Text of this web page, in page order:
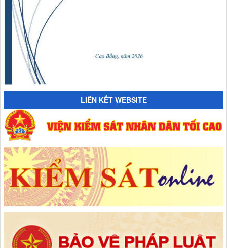
LIÊN KẾT WEBSITE